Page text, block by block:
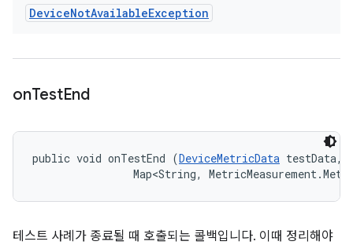
DeviceNotAvailableException
onTestEnd
public void onTestEnd (DeviceMetricData testData,
Map<String,
테스트 사례가 종료될 때 호출되는 콜백입니다. 이때 정리해야